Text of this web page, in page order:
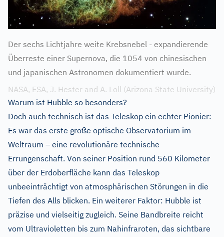
Der sechs Lichtjahre weite Krebsnebel - expandierende
Überreste einer Supernova, die 1054 von chinesischen
und japanischen Astronomen dokumentiert wurde.
NASA, ESA, J. Hester and A. Loll (Arizona State University)
Warum ist Hubble so besonders?
Doch auch technisch ist das Teleskop ein echter Pionier:
Es war das erste große optische Observatorium im
Weltraum – eine revolutionäre technische
Errungenschaft. Von seiner Position rund 560 Kilometer
über der Erdoberfläche kann das Teleskop
unbeeinträchtigt von atmosphärischen Störungen in die
Tiefen des Alls blicken. Ein weiterer Faktor: Hubble ist
präzise und vielseitig zugleich. Seine Bandbreite reicht
vom Ultravioletten bis zum Nahinfraroten, das sichtbare